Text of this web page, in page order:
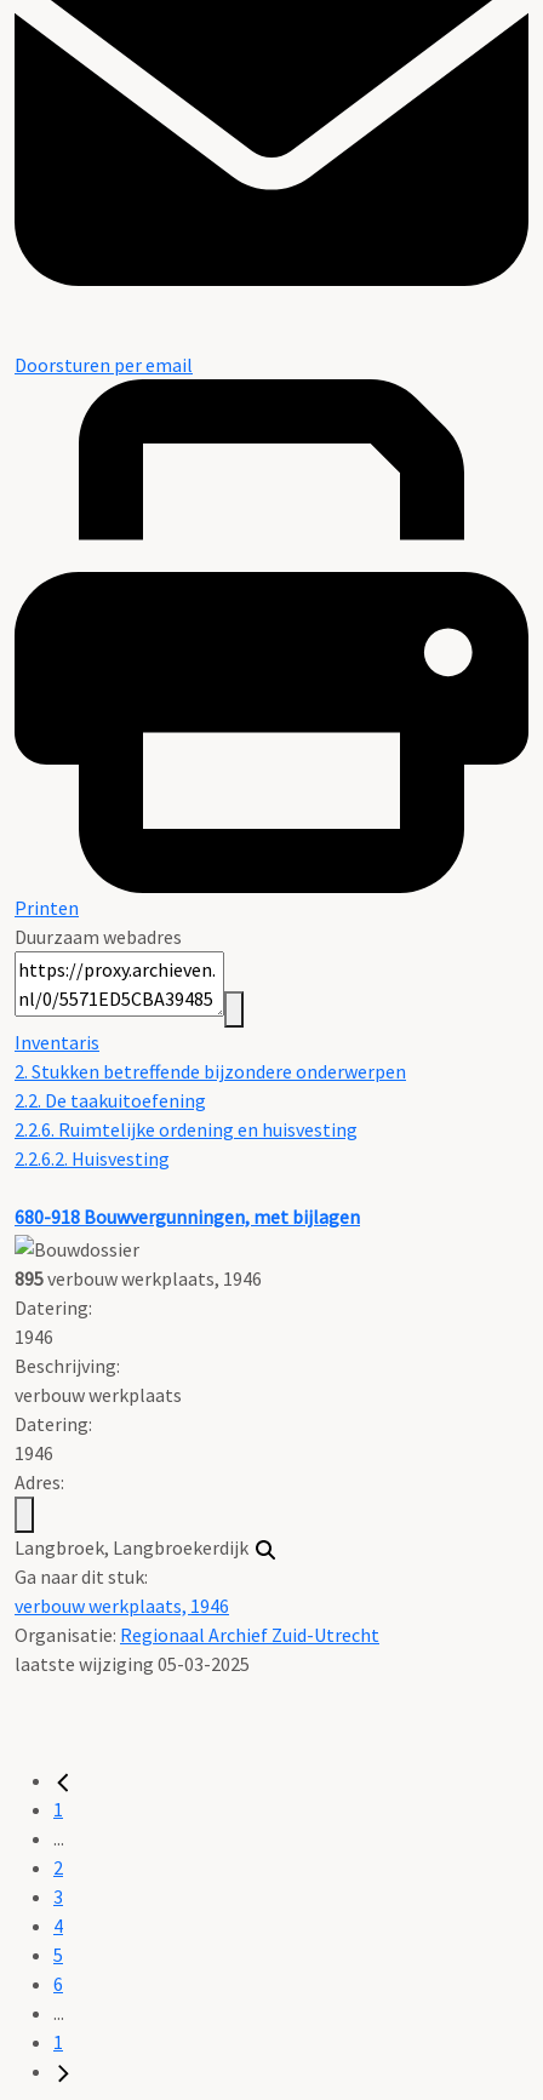
Doorsturen per email
Printen
Duurzaam webadres
Inventaris
2. Stukken betreffende bijzondere onderwerpen
2.2. De taakuitoefening
2.2.6. Ruimtelijke ordening en huisvesting
2.2.6.2. Huisvesting
680-918 Bouwvergunningen, met bijlagen
895verbouw werkplaats, 1946
Datering:
1946
Beschrijving:
verbouw werkplaats
Datering:
1946
Adres:
Langbroek, Langbroekerdijk
Ga naar dit stuk:
verbouw werkplaats, 1946
Organisatie: Regionaal Archief Zuid-Utrecht
laatste wijziging 05-03-2025
1
...
2
3
4
5
6
...
1